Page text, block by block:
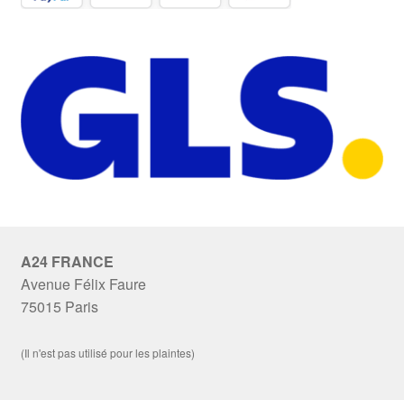
A24 FRANCE
Avenue Félix Faure
75015 Paris
(Il n'est pas utilisé pour les plaintes)